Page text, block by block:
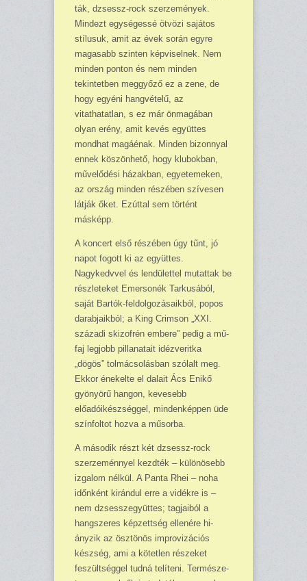
ták, dzsessz-rock szerzemények.
Mindezt egységessé öt­vözi sajátos
stílusuk, amit az évek során egyre
magasabb szinten képviselnek. Nem
minden ponton és nem minden
tekintetben meggyőző ez a zene, de
hogy egyéni hangvételű, az
vitathatatlan, s ez már ön­magában
olyan erény, amit kevés együttes
mondhat ma­gáénak. Minden bizonnyal
ennek köszönhető, hogy klu­bokban,
művelődési házak­ban, egyetemeken,
az ország minden részében szívesen
látják őket. Ezúttal sem történt
másképp.
A koncert első részében úgy tűnt, jó
napot fogott ki az együttes.
Nagykedvvel és lendülettel mu­tattak be
részleteket Emersonék Tarkusából,
saját Bartók-feldolgozásaikból, popos
darab­jaikból; a King Crimson „XXI.
századi skizofrén embere” pedig a mű­
faj legjobb pillanatait idézveritka
„dögös” tolmácsolásban szólalt meg.
Ekkor énekelte el dalait Ács Enikő
gyönyörű hangon, kevesebb
előadóikészséggel, mindenképpen üde
színfoltot hozva a mű­sorba.
A második részt két dzsessz-rock
szerzeménnyel kezdték – különösebb
izga­lom nélkül. A Panta Rhei – noha
időnként kirándul erre a vidékre is –
nem dzsessz­együttes; tagjaiból a
hang­szeres képzettség ellenére hi­
ányzik az ösztönös imp­rovizációs
készség, ami a kötetlen részeket
feszültséggel tudná telíteni. Természe­